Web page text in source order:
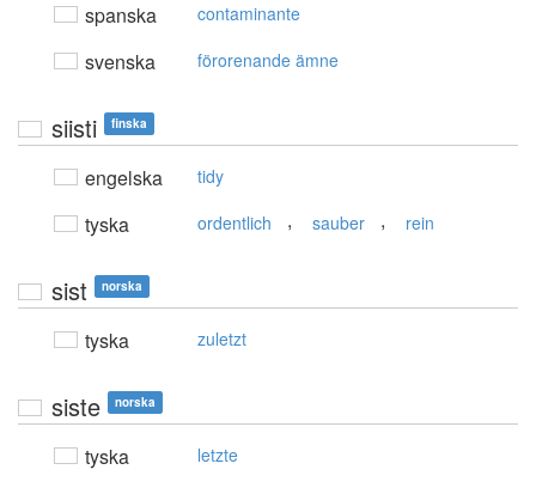
spanska contaminante
svenska förorenande ämne
siisti finska
engelska tidy
tyska ordentlich , sauber , rein
sist norska
tyska zuletzt
siste norska
tyska letzte